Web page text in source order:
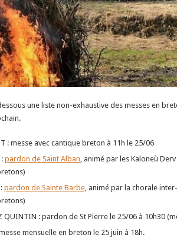
une liste non-exhaustive des messes en
: messe avec cantique breton à 11h le 25/06
pardon de Saint Alban, animé par les Kaloneù
pardon de Sainte Barbe, animé par la chorale
QUINTIN : pardon de St Pierre le 25/06 à 10h30
mensuelle en breton le 25 juin à 18h.